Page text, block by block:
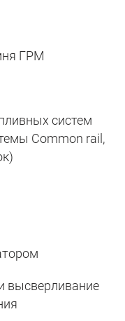
ГРМ
систем
Common rail,
высверливание